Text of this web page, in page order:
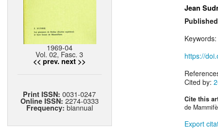
1969-04
Vol. 02, Fasc. 3
<< prev. next >>
Print ISSN:0031-0247
Online ISSN: 2274-0333
Frequency: biannual
Jean
Keywords:
https://
Cited by:
Cite this
de
Export